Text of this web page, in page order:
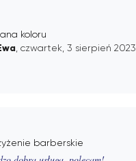
koloru
, czwartek, 3 sierpień 2023
barberskie